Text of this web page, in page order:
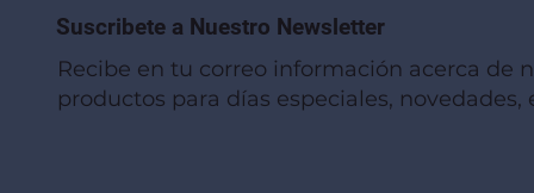
Suscribete a Nuestro Newsletter
Recibe en tu correo información acerca de
productos para días especiales, novedades,